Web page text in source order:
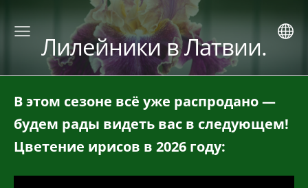
Лилейники в Латвии.
В этом сезоне всё уже распродано —
будем рады видеть вас в следующем!
Цветение ирисов в 2026 году: